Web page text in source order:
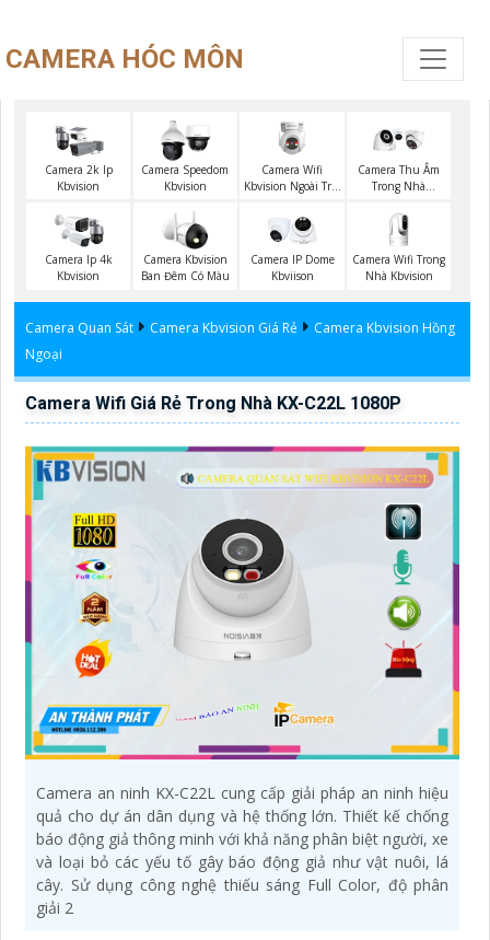
CAMERA HÓC MÔN
Camera 2k Ip
Kbvision
Camera Speedom
Kbvision
Camera Wifi
Kbvision Ngoài Trời
Camera Thu Âm
Trong Nhà
Camera Ip 4k
Kbvision
Camera Kbvision
Ban Đêm Có Màu
Camera IP Dome
Kbviison
Camera Wifi Trong
Nhà Kbvision
Camera Quan Sát Camera Kbvision Giá Rẻ
Camera Kbvision Hồng
Ngoại
Camera Wifi Giá Rẻ Trong Nhà KX-C22L 1080P
Camera an ninh KX-C22L cung cấp giải pháp an ninh hiệu
quả cho dự án dân dụng và hệ thống lớn. Thiết kế chống
báo động giả thông minh với khả năng phân biệt người, xe
và loại bỏ các yếu tố gây báo động giả như vật nuôi, lá
cây. Sử dụng công nghệ thiếu sáng Full Color, độ phân
giải 2